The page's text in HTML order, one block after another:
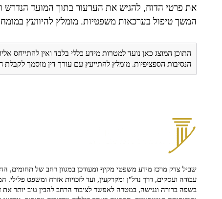
את פרטי הדוח, להגיש את הערעור בתוך המועד הנדרש
המשך טיפול בערכאות משפטיות. מומלץ להיוועץ
התוכן המוצג כאן נועד למטרות מידע כללי בלבד ואין להתייחס
הנסיבות הספציפיות. מומלץ להתייעץ עם עורך דין מוסמך
שביל צדק מרכז מידע משפטי מקיף ומעודכן במגוון רחב של תחומים,
עבודה ועסקים, דרך נדל"ן ומקרקעין, ועד לזכויות אזרח ומשפט פלילי.
בשפה ברורה ונגישה, במטרה לאפשר לציבור הרחב להבין טוב יותר את